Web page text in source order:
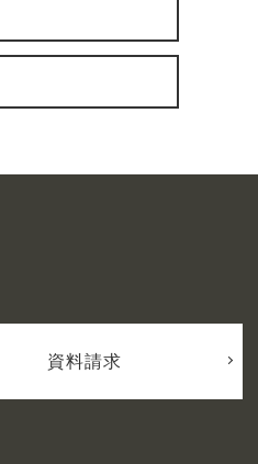
資料請求